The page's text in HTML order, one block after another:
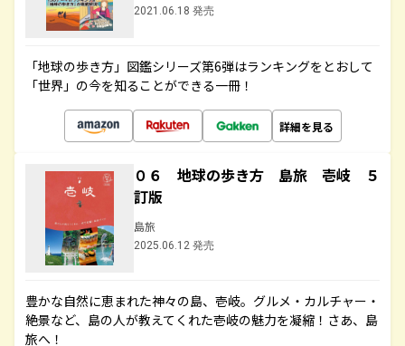
2021.06.18 発売
「地球の歩き方」図鑑シリーズ第6弾はランキングをとおして
「世界」の今を知ることができる一冊！
詳細を見る
０６ 地球の歩き方 島旅 壱岐 ５
訂版
島旅
2025.06.12 発売
豊かな自然に恵まれた神々の島、壱岐。グルメ・カルチャー・
絶景など、島の人が教えてくれた壱岐の魅力を凝縮！さあ、島
旅へ！